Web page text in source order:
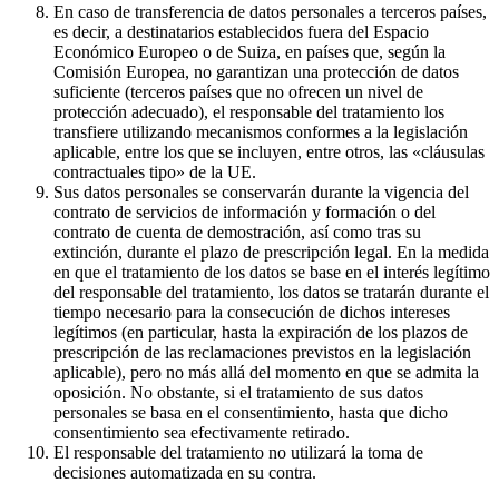
En caso de transferencia de datos personales a terceros países,
es decir, a destinatarios establecidos fuera del Espacio
Económico Europeo o de Suiza, en países que, según la
Comisión Europea, no garantizan una protección de datos
suficiente (terceros países que no ofrecen un nivel de
protección adecuado), el responsable del tratamiento los
transfiere utilizando mecanismos conformes a la legislación
aplicable, entre los que se incluyen, entre otros, las «cláusulas
contractuales tipo» de la UE.
Sus datos personales se conservarán durante la vigencia del
contrato de servicios de información y formación o del
contrato de cuenta de demostración, así como tras su
extinción, durante el plazo de prescripción legal. En la medida
en que el tratamiento de los datos se base en el interés legítimo
del responsable del tratamiento, los datos se tratarán durante el
tiempo necesario para la consecución de dichos intereses
legítimos (en particular, hasta la expiración de los plazos de
prescripción de las reclamaciones previstos en la legislación
aplicable), pero no más allá del momento en que se admita la
oposición. No obstante, si el tratamiento de sus datos
personales se basa en el consentimiento, hasta que dicho
consentimiento sea efectivamente retirado.
El responsable del tratamiento no utilizará la toma de
decisiones automatizada en su contra.